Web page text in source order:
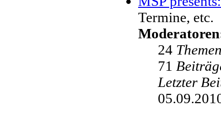
Termine, etc.
24
71
Letzter